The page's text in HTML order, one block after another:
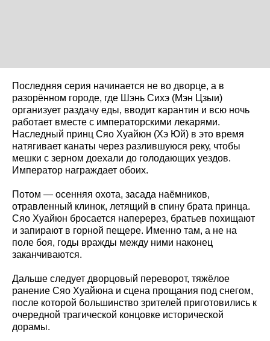
Последняя серия начинается не во дворце, а в
разорённом городе, где Шэнь Сихэ (Мэн Цзыи)
организует раздачу еды, вводит карантин и всю ночь
работает вместе с императорскими лекарями.
Наследный принц Сяо Хуайюн (Хэ Юй) в это время
натягивает канаты через разлившуюся реку, чтобы
мешки с зерном доехали до голодающих уездов.
Император награждает обоих.
Потом — осенняя охота, засада наёмников,
отравленный клинок, летящий в спину брата принца.
Сяо Хуайюн бросается наперерез, братьев похищают
и запирают в горной пещере. Именно там, а не на
поле боя, годы вражды между ними наконец
заканчиваются.
Дальше следует дворцовый переворот, тяжёлое
ранение Сяо Хуайюна и сцена прощания под снегом,
после которой большинство зрителей приготовились к
очередной трагической концовке исторической
дорамы.